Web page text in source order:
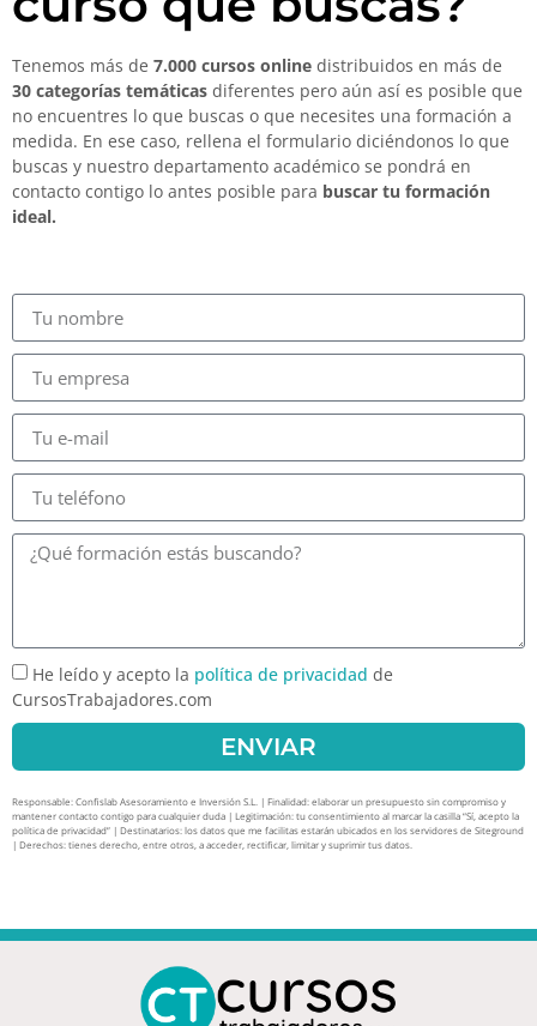
Tenemos más de 7.000 cursos online distribuidos en más de
30 categorías temáticas diferentes pero aún así es posible que
no encuentres lo que buscas o que necesites una formación a
medida. En ese caso, rellena el formulario diciéndonos lo que
buscas y nuestro departamento académico se pondrá en
contacto contigo lo antes posible para buscar tu formación
ideal.
He leído y acepto la política de privacidad de
CursosTrabajadores.com
ENVIAR
Responsable: Confislab Asesoramiento e Inversión S.L. | Finalidad: elaborar un presupuesto sin compromiso y
mantener contacto contigo para cualquier duda | Legitimación: tu consentimiento al marcar la casilla “Sí, acepto la
política de privacidad” | Destinatarios: los datos que me facilitas estarán ubicados en los servidores de Siteground
| Derechos: tienes derecho, entre otros, a acceder, rectificar, limitar y suprimir tus datos.